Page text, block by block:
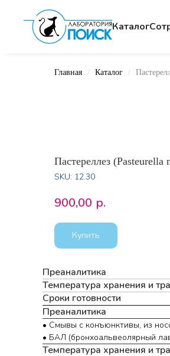
Каталог
Главная Каталог
Пастереллез (Pasteurella
SKU: 12.30
900,00 р.
Купить
Преаналитика
Температура хранения и
Сроки готовности
Преаналитика
• Смывы с конъюнктивы, из
• БАЛ (бронхоальвеолярный
Температура хранения и